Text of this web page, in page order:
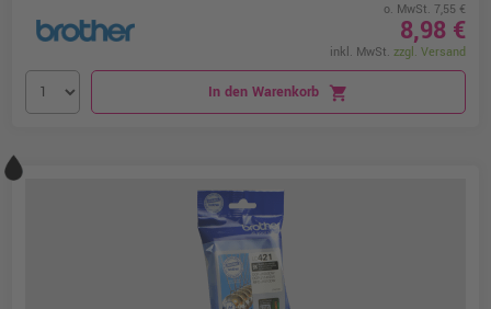
o. MwSt. 7,55 €
8,98 €
inkl. MwSt. zzgl. Versand
In den Warenkorb shopping_cart